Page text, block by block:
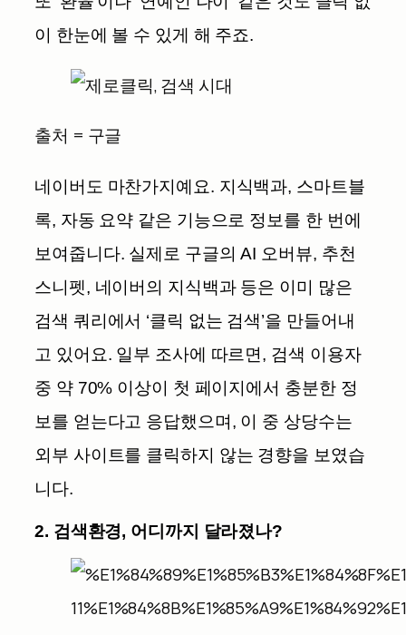
이 한눈에 볼 수 있게 해 주죠.
출처 = 구글
네이버도 마찬가지예요. 지식백과, 스마트블
록, 자동 요약 같은 기능으로 정보를 한 번에
보여줍니다. 실제로 구글의 AI 오버뷰, 추천
스니펫, 네이버의 지식백과 등은 이미 많은
검색 쿼리에서 ‘클릭 없는 검색’을 만들어내
고 있어요. 일부 조사에 따르면, 검색 이용자
중 약 70% 이상이 첫 페이지에서 충분한 정
보를 얻는다고 응답했으며, 이 중 상당수는
외부 사이트를 클릭하지 않는 경향을 보였습
니다.
2. 검색환경, 어디까지 달라졌나?